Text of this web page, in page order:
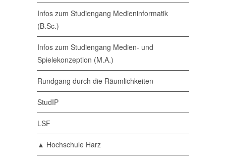
Infos zum Studiengang Medieninformatik
(B.Sc.)
Infos zum Studiengang Medien- und
Spielekonzeption (M.A.)
Rundgang durch die Räumlichkeiten
StudIP
LSF
▲ Hochschule Harz